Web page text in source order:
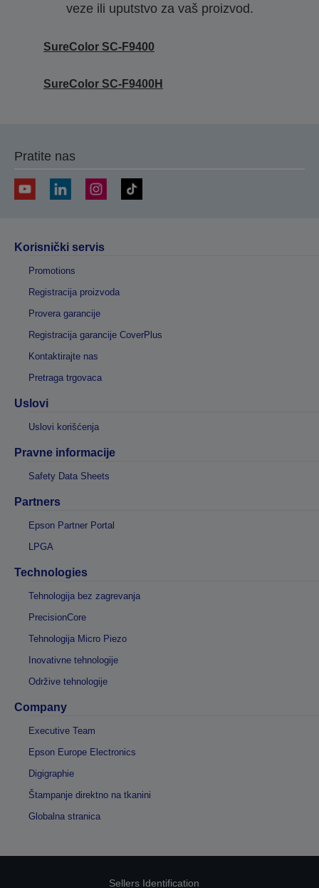
veze ili uputstvo za vaš proizvod.
SureColor SC-F9400
SureColor SC-F9400H
Pratite nas
Korisnički servis
Promotions
Registracija proizvoda
Provera garancije
Registracija garancije CoverPlus
Kontaktirajte nas
Pretraga trgovaca
Uslovi
Uslovi korišćenja
Pravne informacije
Safety Data Sheets
Partners
Epson Partner Portal
LPGA
Technologies
Tehnologija bez zagrevanja
PrecisionCore
Tehnologija Micro Piezo
Inovativne tehnologije
Održive tehnologije
Company
Executive Team
Epson Europe Electronics
Digigraphie
Štampanje direktno na tkanini
Globalna stranica
Sellers Identification